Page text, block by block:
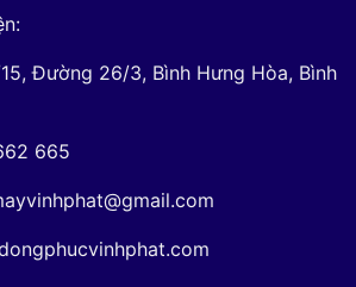
Đường 26/3, Bình Hưng Hòa, Bình
665